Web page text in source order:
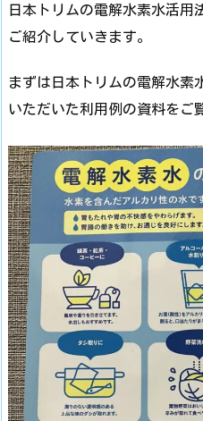
日本トリムの電解水素水活用
ご紹介していきます。
まずは日本トリムの電解水素
いただいた利用例の資料をご